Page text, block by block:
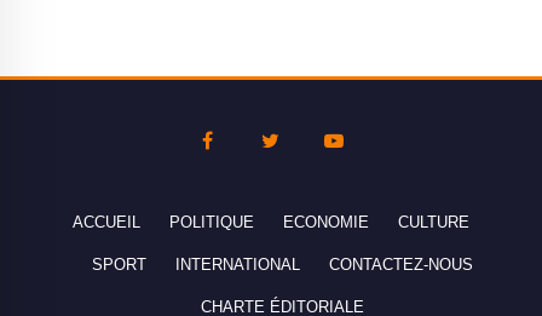
ACCUEIL POLITIQUE ECONOMIE CULTURE
SPORT INTERNATIONAL CONTACTEZ-NOUS
CHARTE ÉDITORIALE